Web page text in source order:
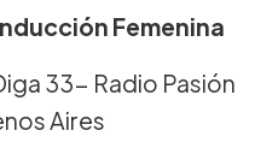
Femenina
33- Radio Pasión
Aires